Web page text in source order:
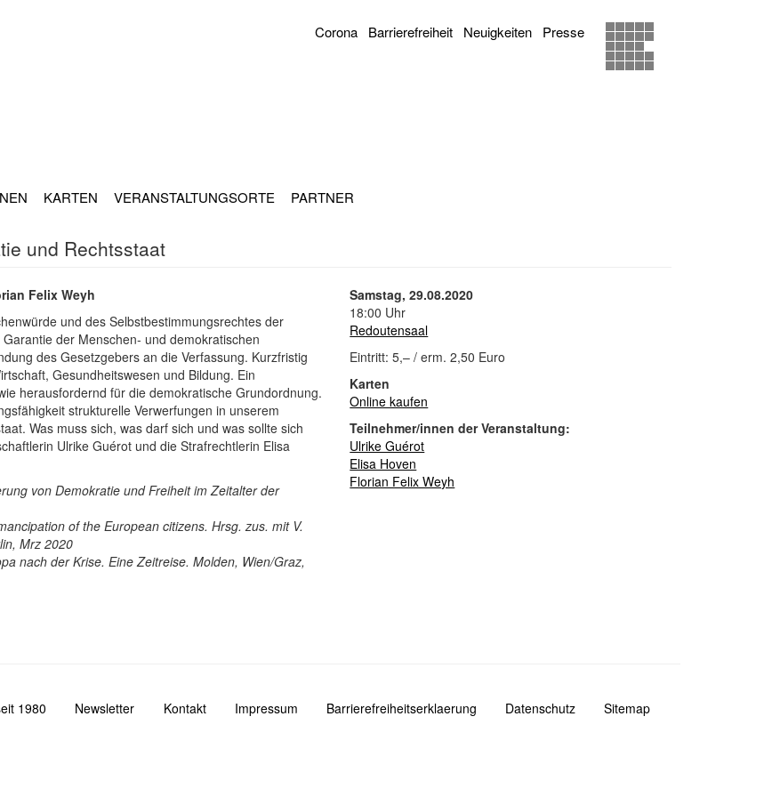
KARTEN VERANSTALTUNGSORTE PARTNER
Corona Barrierefreiheit Neuigkeiten Presse
und Rechtsstaat
Felix Weyh
und des Selbstbestimmungsrechtes der
der Menschen‑ und demokratischen
des Gesetzgebers an die Verfassung. Kurzfristig
Gesundheitswesen und Bildung. Ein
herausfordernd für die demokratische Grundordnung.
strukturelle Verwerfungen in unserem
Was muss sich, was darf sich und was sollte sich
Ulrike Guérot und die Strafrechtlerin Elisa
von Demokratie und Freiheit im Zeitalter der
of the European citizens. Hrsg. zus. mit V.
Mrz 2020
nach der Krise. Eine Zeitreise. Molden, Wien/Graz,
Samstag, 29.08.2020
18:00 Uhr
Redoutensaal
Eintritt: 5,– / erm. 2,50 Euro
Karten
Online kaufen
Teilnehmer/innen der Veranstaltung:
Ulrike Guérot
Elisa Hoven
Florian Felix Weyh
1980 Newsletter Kontakt Impressum Barrierefreiheitserklaerung Datenschutz Sitemap